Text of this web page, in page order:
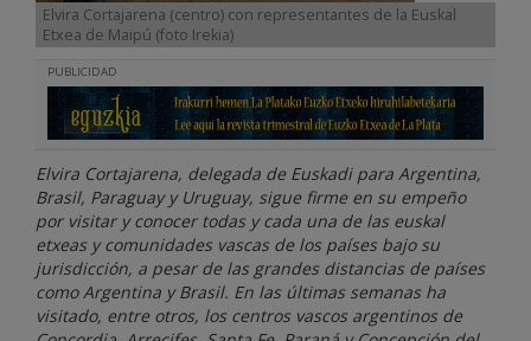
Elvira Cortajarena (centro) con representantes de la Euskal
Etxea de Maipú (foto Irekia)
PUBLICIDAD
Elvira Cortajarena, delegada de Euskadi para Argentina,
Brasil, Paraguay y Uruguay, sigue firme en su empeño
por visitar y conocer todas y cada una de las euskal
etxeas y comunidades vascas de los países bajo su
jurisdicción, a pesar de las grandes distancias de países
como Argentina y Brasil. En las últimas semanas ha
visitado, entre otros, los centros vascos argentinos de